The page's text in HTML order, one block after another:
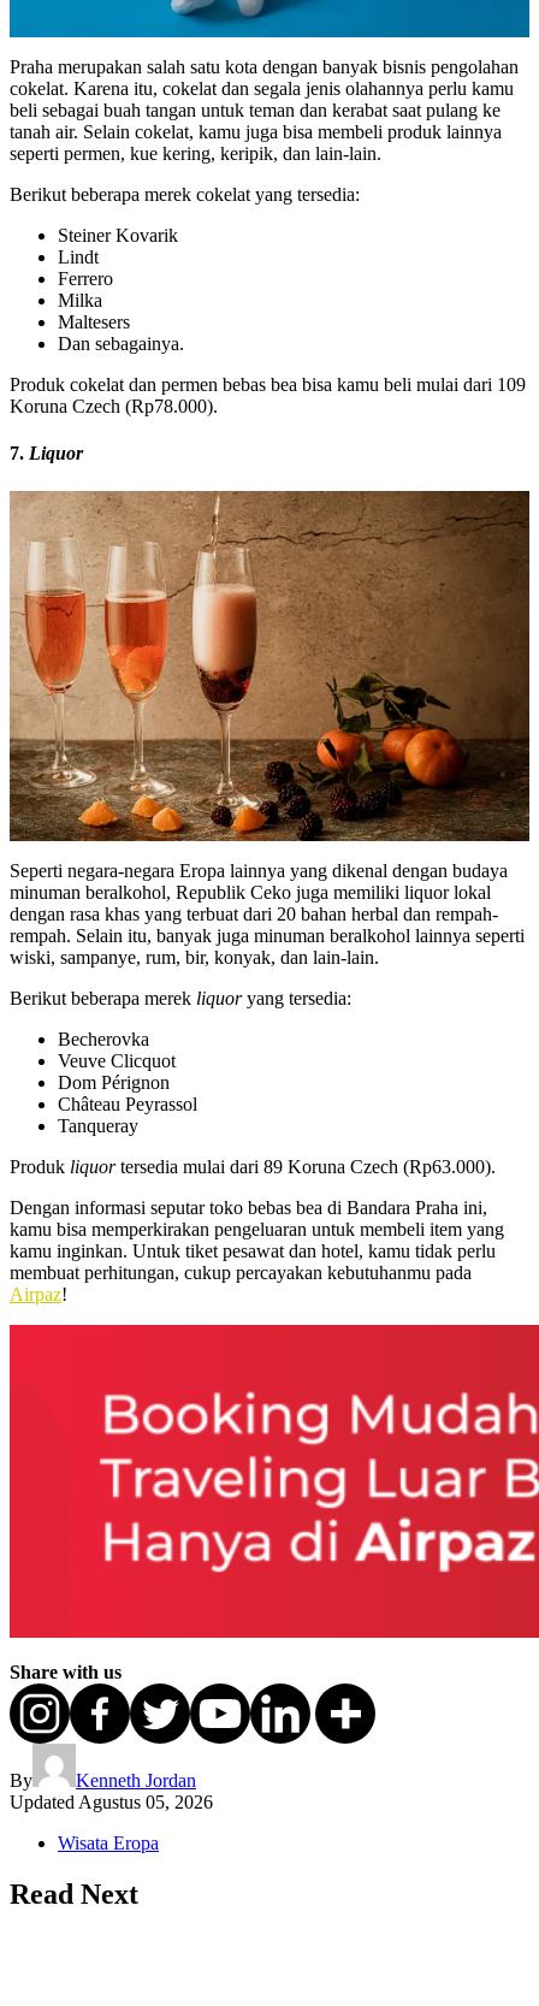
Praha merupakan salah satu kota dengan banyak bisnis pengolahan
cokelat. Karena itu, cokelat dan segala jenis olahannya perlu kamu
beli sebagai buah tangan untuk teman dan kerabat saat pulang ke
tanah air. Selain cokelat, kamu juga bisa membeli produk lainnya
seperti permen, kue kering, keripik, dan lain-lain.
Berikut beberapa merek cokelat yang tersedia:
Steiner Kovarik
Lindt
Ferrero
Milka
Maltesers
Dan sebagainya.
Produk cokelat dan permen bebas bea bisa kamu beli mulai dari 109
Koruna Czech (Rp78.000).
7. Liquor
Seperti negara-negara Eropa lainnya yang dikenal dengan budaya
minuman beralkohol, Republik Ceko juga memiliki liquor lokal
dengan rasa khas yang terbuat dari 20 bahan herbal dan rempah-
rempah. Selain itu, banyak juga minuman beralkohol lainnya seperti
wiski, sampanye, rum, bir, konyak, dan lain-lain.
Berikut beberapa merek liquoryang tersedia:
Becherovka
Veuve Clicquot
Dom Pérignon
Château Peyrassol
Tanqueray
Produk liquortersedia mulai dari 89 Koruna Czech (Rp63.000).
Dengan informasi seputar toko bebas bea di Bandara Praha ini,
kamu bisa memperkirakan pengeluaran untuk membeli item yang
kamu inginkan. Untuk tiket pesawat dan hotel, kamu tidak perlu
membuat perhitungan, cukup percayakan kebutuhanmu pada
Airpaz!
Share with us
By
Kenneth Jordan
Updated Agustus 05, 2026
Wisata Eropa
Read Next